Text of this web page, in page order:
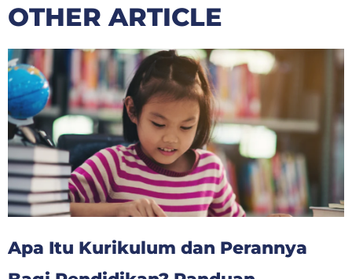
OTHER ARTICLE
Apa Itu Kurikulum dan Perannya